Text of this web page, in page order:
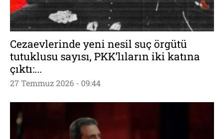
Cezaevlerinde yeni nesil suç örgütü
tutuklusu sayısı, PKK’lıların iki katına
çıktı:...
27 Temmuz 2026 - 09:44